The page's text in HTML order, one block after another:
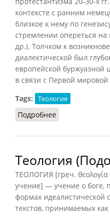
контексте с ранним
близкое к нему по
стремлении опереться на
др.). Толчком к
диалектической был
европейской
в связи с Первой
Tags:
Теология
Подробнее
Теология
ТЕОЛОГИЯ [греч. θεολογία
учение] — учение о боге,
формах идеалистической
текстов, принимаемых